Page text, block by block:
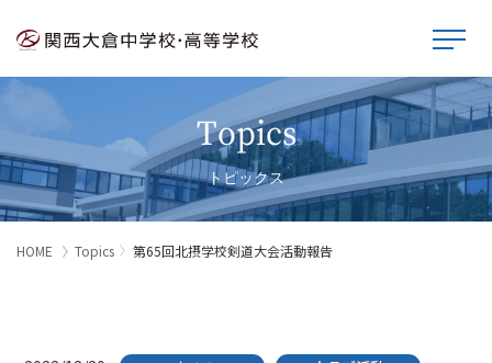
Topics
トピックス
HOME Topics 第65回北摂学校剣道大会活動報告